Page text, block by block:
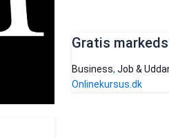
Gratis
Business, Job &
Onlinekursus.dk